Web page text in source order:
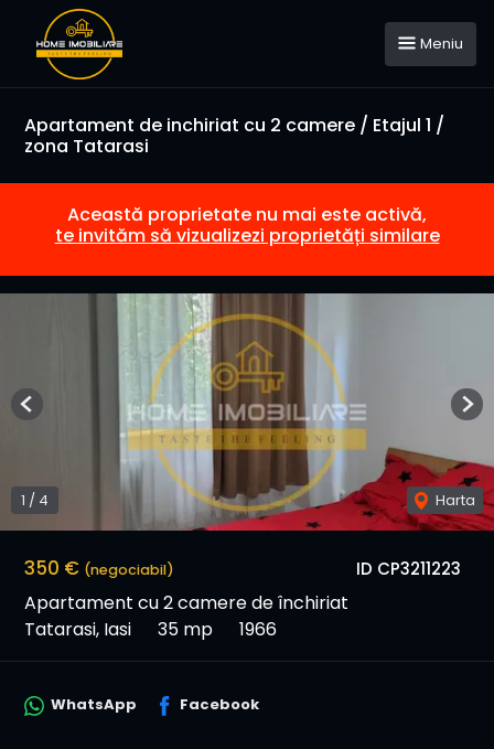
Meniu
Apartament de inchiriat cu 2 camere / Etajul 1 /
zona Tatarasi
Această proprietate nu mai este activă,
te invităm să vizualizezi proprietăți similare
ID CP3211223
350 € (negociabil)
Apartament cu 2 camere de închiriat
Tatarasi, Iasi
35 mp 1966
1 / 4 Harta
Previous
WhatsApp Facebook